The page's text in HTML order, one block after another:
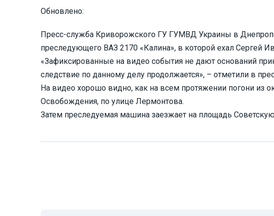
Обновлено:
Пресс-служба Криворожского ГУ ГУМВД Украины в
преследующего ВАЗ 2170 «Калина», в которой ехал Сергей
«Зафиксированные на видео события не дают оснований
следствие по данному делу продолжается», – отметили в
На видео хорошо видно, как на всем протяжении погони из
Освобождения, по улице Лермонтова.
Затем преследуемая машина заезжает на площадь